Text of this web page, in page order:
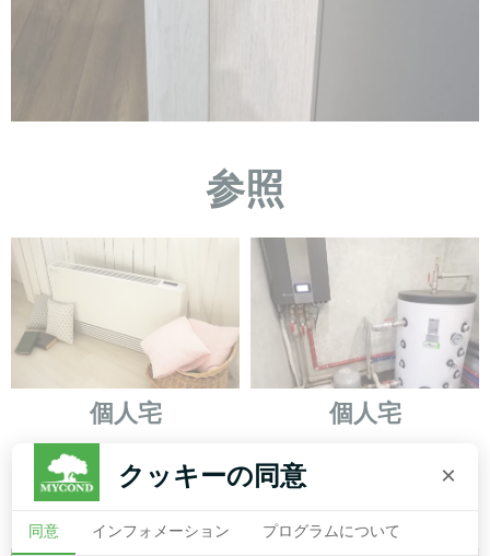
参照
個人宅
アートワークデザイン ファ
ンコイルユニット サイレン
トシリーズ
個人宅
スプリット・ヒートポンプ
Artic Home Smart シリーズ
クッキーの同意 ×
同意 インフォメーション プログラムについて